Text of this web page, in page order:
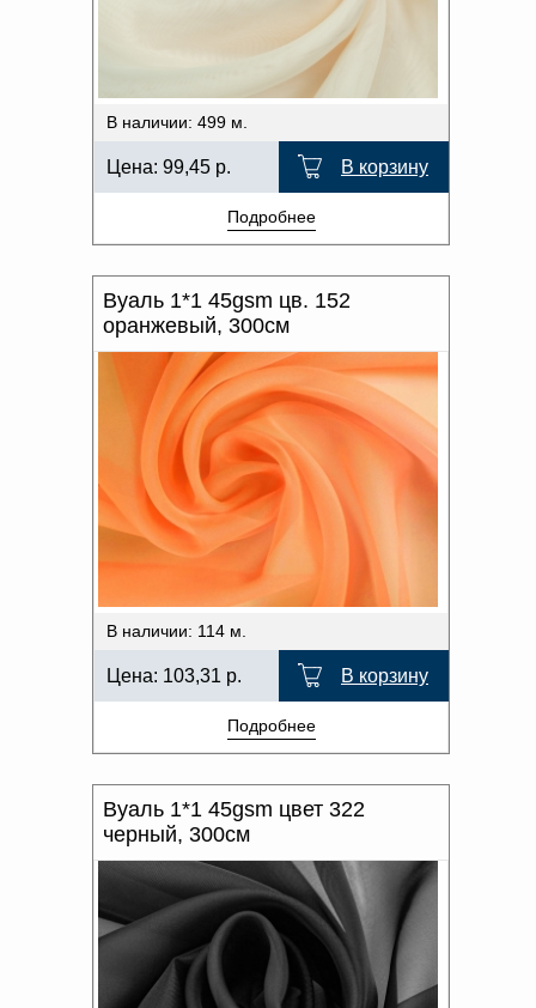
В наличии: 499 м.
Цена: 99,45 р. В корзину
Подробнее
Вуаль 1*1 45gsm цв. 152
оранжевый, 300см
В наличии: 114 м.
Цена: 103,31 р. В корзину
Подробнее
Вуаль 1*1 45gsm цвет 322
черный, 300см